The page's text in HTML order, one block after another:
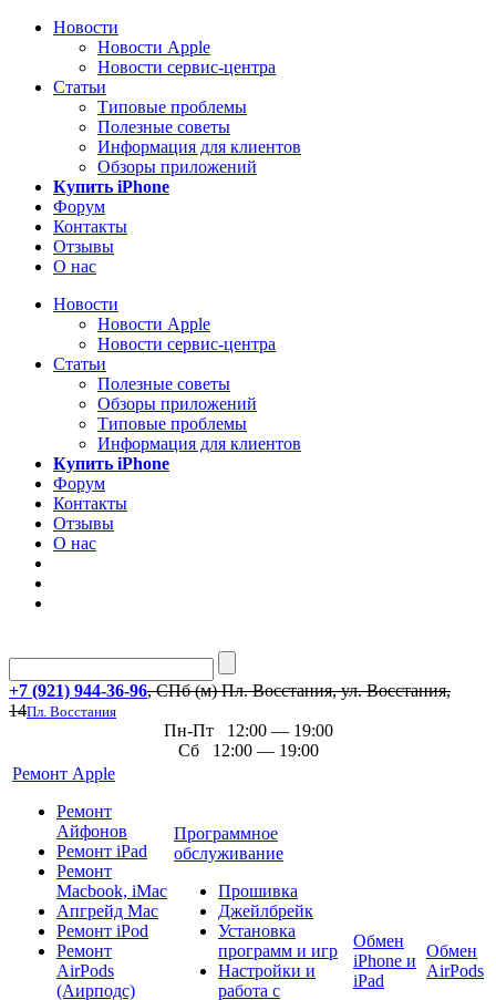
Новости
Новости Apple
Новости сервис-центра
Статьи
Типовые проблемы
Полезные советы
Информация для клиентов
Обзоры приложений
Купить iPhone
Форум
Контакты
Отзывы
О нас
Новости
Новости Apple
Новости сервис-центра
Статьи
Полезные советы
Обзоры приложений
Типовые проблемы
Информация для клиентов
Купить iPhone
Форум
Контакты
Отзывы
О нас
+7 (921) 944-36-96, СПб (м) Пл. Восстания, ул. Восстания,
14Пл. Восстания
Пн-Пт 12:00 — 19:00
Сб 12:00 — 19:00
Ремонт Apple
Ремонт
Айфонов
Ремонт iPad
Ремонт
Macbook, iMac
Апгрейд Mac
Ремонт iPod
Ремонт
AirPods
(Аирподс)
Программное
обслуживание
Прошивка
Джейлбрейк
Установка
программ и игр
Настройки и
работа с
Обмен
iPhone и
iPad
Обмен
AirPods